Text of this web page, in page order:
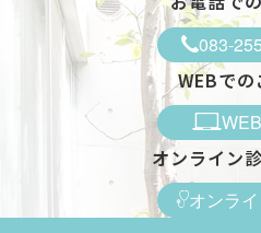
083-
WEBで
オンライン
オンラ